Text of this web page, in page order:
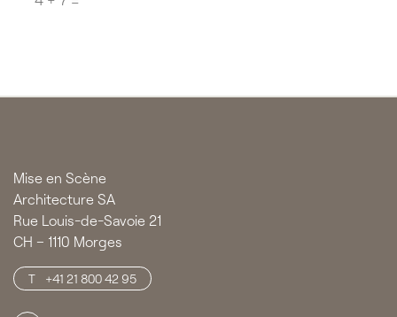
Mise en Scène
Architecture SA
Rue Louis-de-Savoie 21
CH – 1110 Morges
+41 21 800 42 95